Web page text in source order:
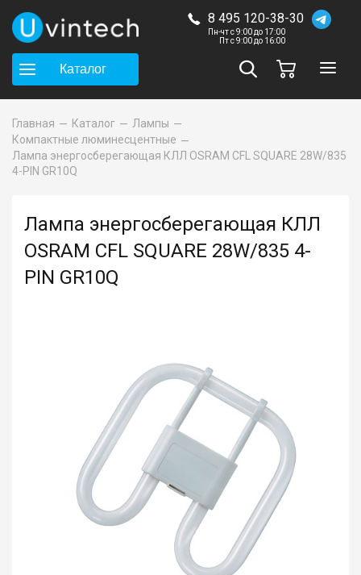
8 495 120-38-30
Пн-чт с 9:00 до 17:00
Пт с 9:00 до 16:00
Каталог
Главная Каталог
Лампы
Компактные люминесцентные
Лампа энергосберегающая КЛЛ OSRAM CFL SQUARE 28W/835
4-PIN GR10Q
Лампа энергосберегающая КЛЛ
OSRAM CFL SQUARE 28W/835 4-
PIN GR10Q